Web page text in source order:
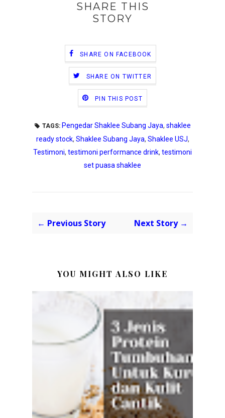
SHARE THIS
STORY
SHARE ON FACEBOOK
SHARE ON TWITTER
PIN THIS POST
TAGS: Pengedar Shaklee Subang Jaya, shaklee
ready stock, Shaklee Subang Jaya, Shaklee USJ,
Testimoni, testimoni performance drink, testimoni
set puasa shaklee
← Previous Story Next Story →
YOU MIGHT ALSO LIKE